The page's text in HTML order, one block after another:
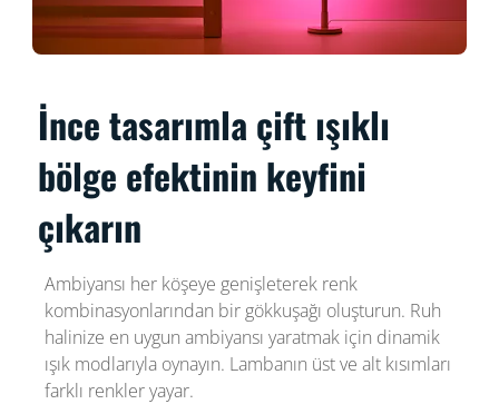
İnce tasarımla çift ışıklı
bölge efektinin keyfini
çıkarın
Ambiyansı her köşeye genişleterek renk
kombinasyonlarından bir gökkuşağı oluşturun. Ruh
halinize en uygun ambiyansı yaratmak için dinamik
ışık modlarıyla oynayın. Lambanın üst ve alt kısımları
farklı renkler yayar.